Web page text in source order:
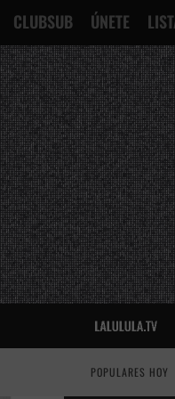
CLUBSUB ÚNETE
POPULARES HOY